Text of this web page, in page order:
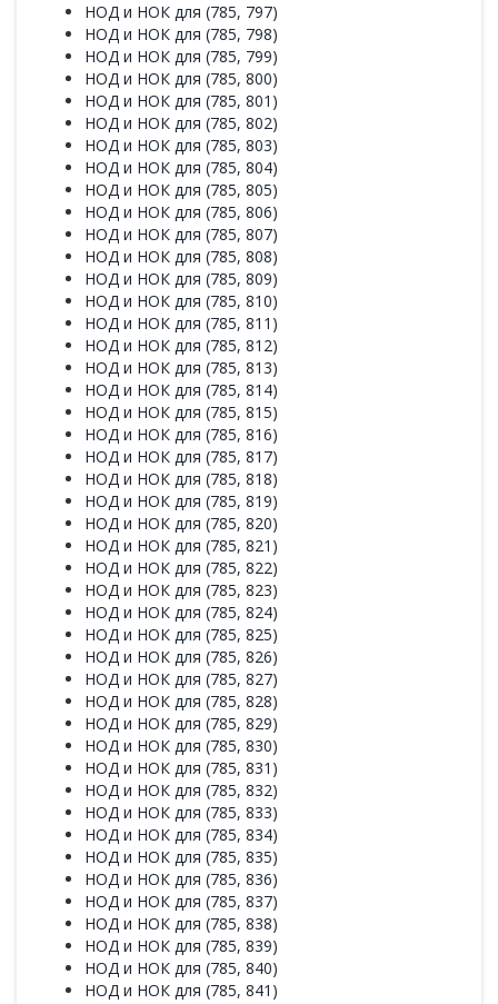
НОД и НОК для (785, 797)
НОД и НОК для (785, 798)
НОД и НОК для (785, 799)
НОД и НОК для (785, 800)
НОД и НОК для (785, 801)
НОД и НОК для (785, 802)
НОД и НОК для (785, 803)
НОД и НОК для (785, 804)
НОД и НОК для (785, 805)
НОД и НОК для (785, 806)
НОД и НОК для (785, 807)
НОД и НОК для (785, 808)
НОД и НОК для (785, 809)
НОД и НОК для (785, 810)
НОД и НОК для (785, 811)
НОД и НОК для (785, 812)
НОД и НОК для (785, 813)
НОД и НОК для (785, 814)
НОД и НОК для (785, 815)
НОД и НОК для (785, 816)
НОД и НОК для (785, 817)
НОД и НОК для (785, 818)
НОД и НОК для (785, 819)
НОД и НОК для (785, 820)
НОД и НОК для (785, 821)
НОД и НОК для (785, 822)
НОД и НОК для (785, 823)
НОД и НОК для (785, 824)
НОД и НОК для (785, 825)
НОД и НОК для (785, 826)
НОД и НОК для (785, 827)
НОД и НОК для (785, 828)
НОД и НОК для (785, 829)
НОД и НОК для (785, 830)
НОД и НОК для (785, 831)
НОД и НОК для (785, 832)
НОД и НОК для (785, 833)
НОД и НОК для (785, 834)
НОД и НОК для (785, 835)
НОД и НОК для (785, 836)
НОД и НОК для (785, 837)
НОД и НОК для (785, 838)
НОД и НОК для (785, 839)
НОД и НОК для (785, 840)
НОД и НОК для (785, 841)